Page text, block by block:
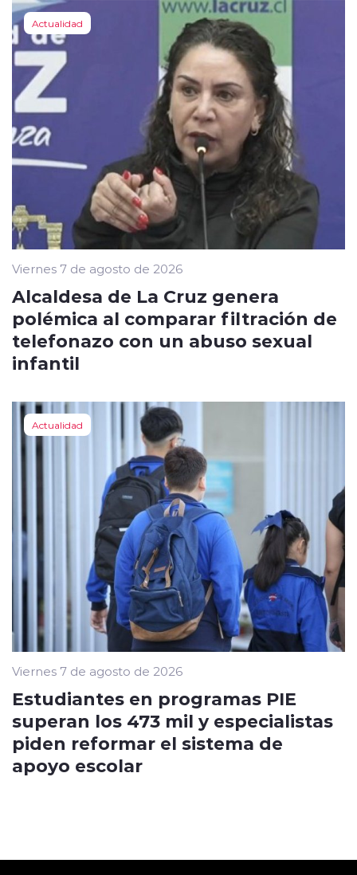
Actualidad
Viernes 7 de agosto de 2026
Alcaldesa de La Cruz genera
polémica al comparar filtración de
telefonazo con un abuso sexual
infantil
Actualidad
Viernes 7 de agosto de 2026
Estudiantes en programas PIE
superan los 473 mil y especialistas
piden reformar el sistema de
apoyo escolar